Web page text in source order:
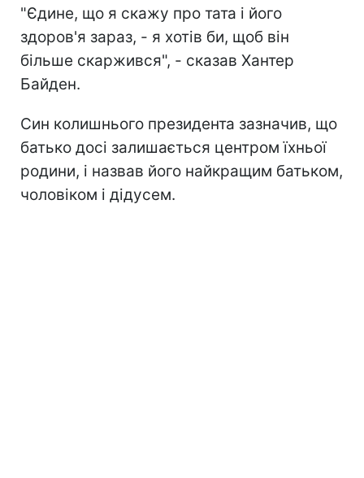
"Єдине, що я скажу про тата і його
здоров'я зараз, - я хотів би, щоб він
більше скаржився", - сказав Хантер
Байден.
Син колишнього президента зазначив, що
батько досі залишається центром їхньої
родини, і назвав його найкращим батьком,
чоловіком і дідусем.